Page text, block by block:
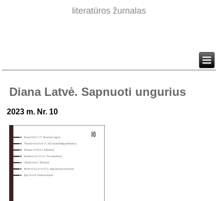
literatūros žurnalas
Diana Latvė. Sapnuoti ungurius
2023 m. Nr. 10